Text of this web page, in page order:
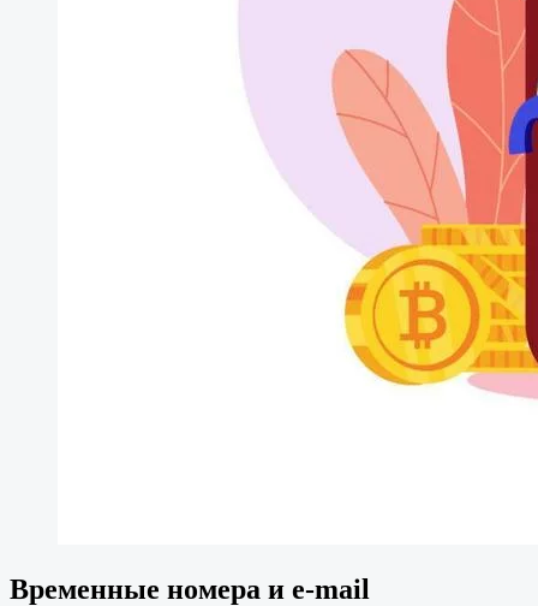
Временные номера и e-mail